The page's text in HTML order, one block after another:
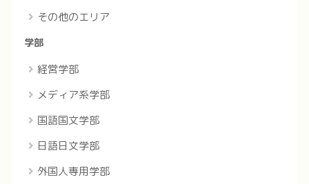
その他のエリア
学部
経営学部
メディア系学部
国語国文学部
日語日文学部
外国人専用学部